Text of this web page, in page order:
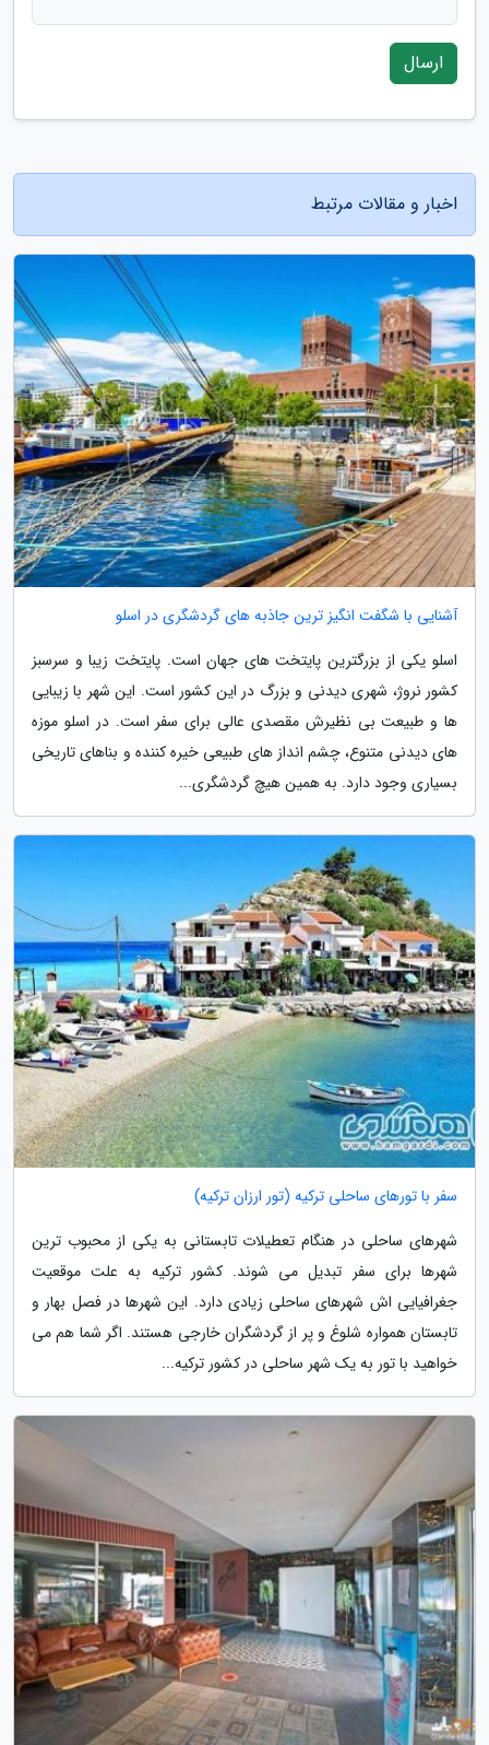
ارسال
اخبار و مقالات مرتبط
آشنایی با شگفت انگیز ترین جاذبه های گردشگری در اسلو
اسلو یکی از بزرگترین پایتخت های جهان است. پایتخت زیبا و سرسبز
کشور نروژ، شهری دیدنی و بزرگ در این کشور است. این شهر با زیبایی
ها و طبیعت بی نظیرش مقصدی عالی برای سفر است. در اسلو موزه
های دیدنی متنوع، چشم انداز های طبیعی خیره کننده و بناهای تاریخی
بسیاری وجود دارد. به همین هیچ گردشگری...
سفر با تورهای ساحلی ترکیه (تور ارزان ترکیه)
شهرهای ساحلی در هنگام تعطیلات تابستانی به یکی از محبوب ترین
شهرها برای سفر تبدیل می شوند. کشور ترکیه به علت موقعیت
جغرافیایی اش شهرهای ساحلی زیادی دارد. این شهرها در فصل بهار و
تابستان همواره شلوغ و پر از گردشگران خارجی هستند. اگر شما هم می
خواهید با تور به یک شهر ساحلی در کشور ترکیه...